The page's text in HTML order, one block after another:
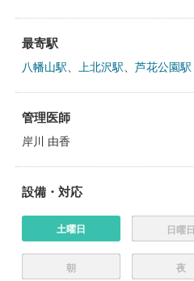
最寄駅
八幡山駅 上北沢駅 芦花公園駅
管理医師
岸川 由香
設備・対応
土曜日 日曜日
朝 夜